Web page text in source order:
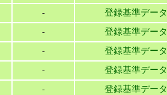
-
登録基準データ
-
登録基準データ
-
登録基準データ
-
登録基準データ
-
登録基準データ